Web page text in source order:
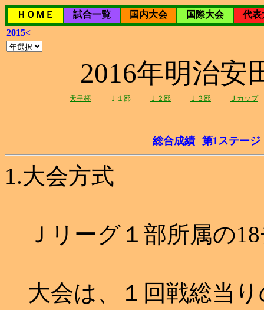
ＨＯＭＥ 試合一覧 国内大会 国際大会
代表
2015<
2016年明治安
天皇杯 Ｊ１部 Ｊ２部 Ｊ３部 Ｊカップ
総合成績 第1ステージ
1.大会方式
Ｊリーグ１部所属の
大会は、１回戦総当